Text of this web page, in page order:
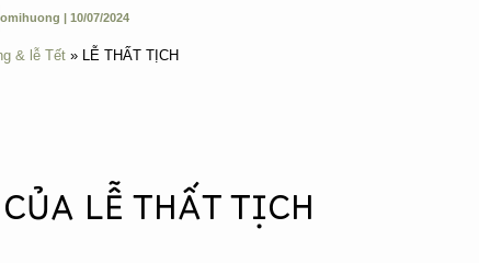
omihuong | 10/07/2024
& lễ Tết LỄ THẤT TỊCH
LỄ THẤT TỊCH